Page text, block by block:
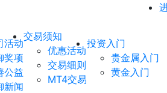
活动
奖项
公益
新闻
交易须知
优惠活动
交易细则
MT4交易
投资入门
贵金属入门
黄金入门